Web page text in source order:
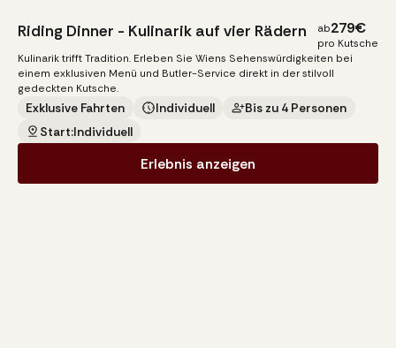
Riding Dinner - Kulinarik auf vier Rädern ab279€
pro Kutsche
Kulinarik trifft Tradition. Erleben Sie Wiens Sehenswürdigkeiten bei
einem exklusiven Menü und Butler-Service direkt in der stilvoll
gedeckten Kutsche.
Exklusive Fahrten Individuell
Bis zu 4 Personen
Start:Individuell
Erlebnis anzeigen